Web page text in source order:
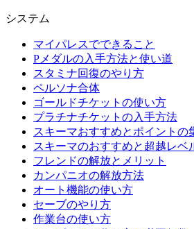
システム
マイパレスでできること
Pメダルの入手方法と使い道
スタミナ回復のやり方
ペルソナ合体
ゴールドチケットの使い方
プラチナチケットの入手方法
スキーマおすすめとポイントの
スキーマのおすすめと超越レベ
フレンドの解放とメリット
カンパニオの解放方法
オート機能の使い方
セーブのやり方
作業台の使い方